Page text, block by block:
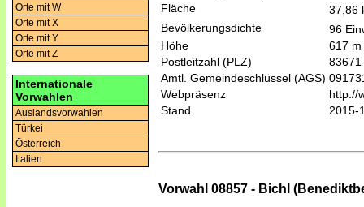
Orte mit W
Orte mit X
Orte mit Y
Orte mit Z
Internationale
Vorwahlen
Auslandsvorwahlen
Türkei
Österreich
Italien
Fläche
37,86
Bevölkerungsdichte
96
Höhe
617 m
Postleitzahl (PLZ)
83671
Amtl. Gemeindeschlüssel (AGS)
Webpräsenz
http://
Stand
2015-
Vorwahl 08857 - Bichl